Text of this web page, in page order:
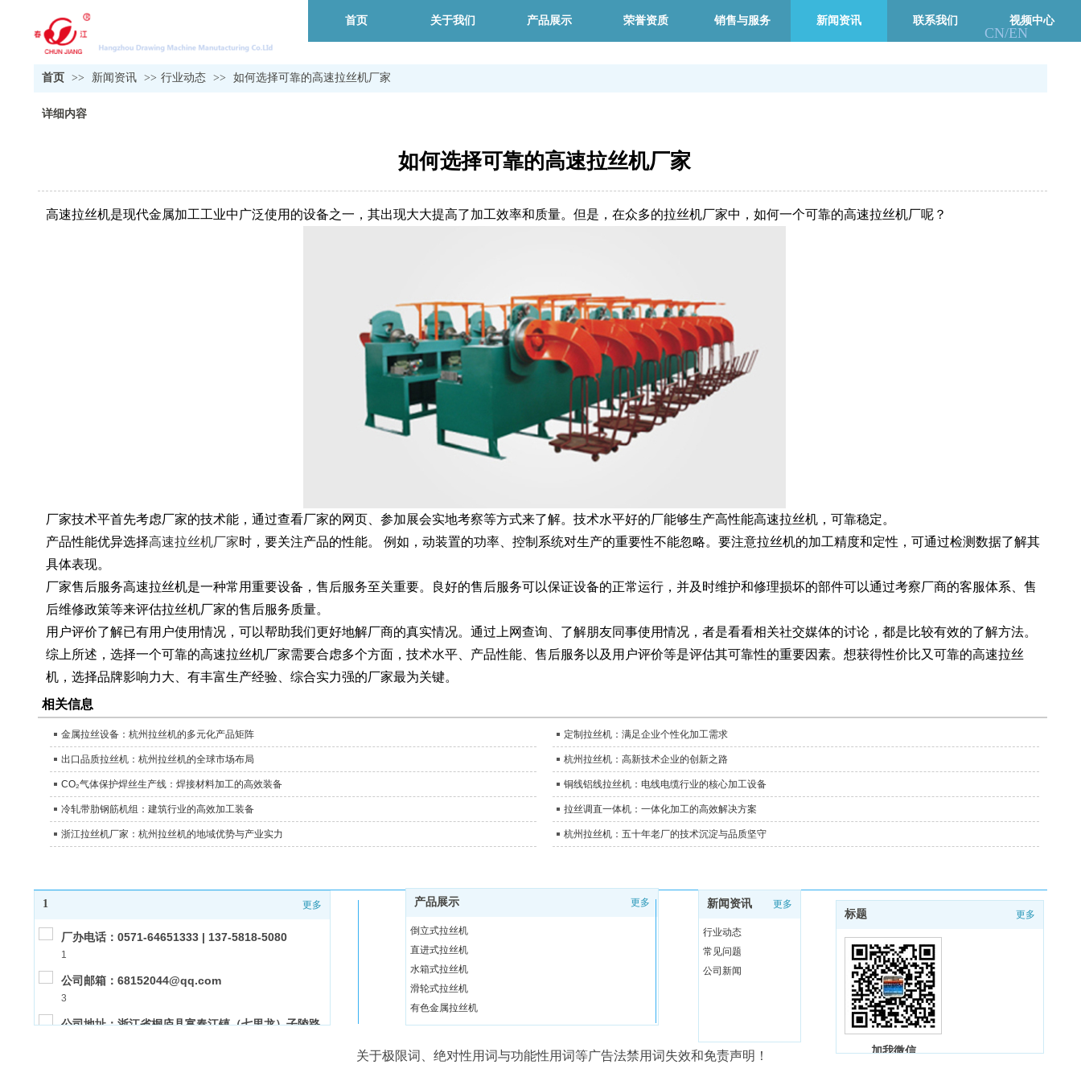
CN/EN
首页 关于我们 产品展示 荣誉资质 销售与服务 新闻资讯 联系我们 视频中心
首页 >> 新闻资讯 >> 行业动态 >> 如何选择可靠的高速拉丝机厂家
详细内容
如何选择可靠的高速拉丝机厂家
高速拉丝机是现代金属加工工业中广泛使用的设备之一，其出现大大提高了加工效率和质量。但是，在众多的拉丝机厂家中，如何一个可靠的高速拉丝机厂呢？
厂家技术平首先考虑厂家的技术能，通过查看厂家的网页、参加展会实地考察等方式来了解。技术水平好的厂能够生产高性能高速拉丝机，可靠稳定。
产品性能优异选择高速拉丝机厂家时，要关注产品的性能。 例如，动装置的功率、控制系统对生产的重要性不能忽略。要注意拉丝机的加工精度和定性，可通过检测数据了解其
具体表现。
厂家售后服务高速拉丝机是一种常用重要设备，售后服务至关重要。良好的售后服务可以保证设备的正常运行，并及时维护和修理损坏的部件可以通过考察厂商的客服体系、售
后维修政策等来评估拉丝机厂家的售后服务质量。
用户评价了解已有用户使用情况，可以帮助我们更好地解厂商的真实情况。通过上网查询、了解朋友同事使用情况，者是看看相关社交媒体的讨论，都是比较有效的了解方法。
综上所述，选择一个可靠的高速拉丝机厂家需要合虑多个方面，技术水平、产品性能、售后服务以及用户评价等是评估其可靠性的重要因素。想获得性价比又可靠的高速拉丝
机，选择品牌影响力大、有丰富生产经验、综合实力强的厂家最为关键。
相关信息
金属拉丝设备：杭州拉丝机的多元化产品矩阵 定制拉丝机：满足企业个性化加工需求
出口品质拉丝机：杭州拉丝机的全球市场布局 杭州拉丝机：高新技术企业的创新之路
CO₂气体保护焊丝生产线：焊接材料加工的高效装备 铜线铝线拉丝机：电线电缆行业的核心加工设备
冷轧带肋钢筋机组：建筑行业的高效加工装备 拉丝调直一体机：一体化加工的高效解决方案
浙江拉丝机厂家：杭州拉丝机的地域优势与产业实力 杭州拉丝机：五十年老厂的技术沉淀与品质坚守
1 更多
厂办电话：0571-64651333 | 137-5818-5080
1
公司邮箱：68152044@qq.com
3
公司地址：浙江省桐庐县富春江镇（七里龙）子陵路
产品展示 更多
倒立式拉丝机
直进式拉丝机
水箱式拉丝机
滑轮式拉丝机
有色金属拉丝机
调直切断机
拉丝机辅助设备
标题 更多
加我微信
新闻资讯 更多
行业动态
常见问题
公司新闻
关于极限词、绝对性用词与功能性用词等广告法禁用词失效和免责声明！